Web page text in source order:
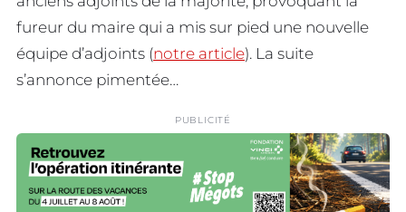
fureur du maire qui a mis sur pied une nouvelle
équipe d’adjoints (notre article). La suite
s’annonce pimentée…
PUBLICITÉ